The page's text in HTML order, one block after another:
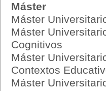
Máster
Máster
Máster
Cognitivos
Máster
Contextos
Máster